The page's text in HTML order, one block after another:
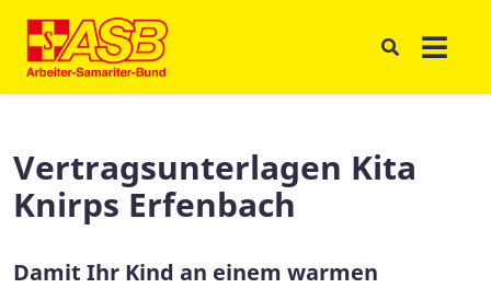
Vertragsunterlagen Kita
Knirps Erfenbach
Damit Ihr Kind an einem warmen